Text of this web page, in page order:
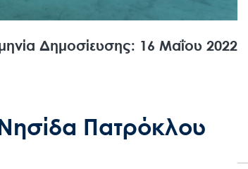
Δημοσίευσης: 16 Μαΐου 2022
Πατρόκλου